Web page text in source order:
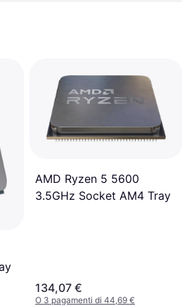
AMD Ryzen 5 5600
3.5GHz Socket AM4 Tray
134,07 €
O 3 pagamenti di 44,69 €